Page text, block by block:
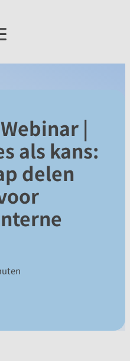
|
als kans:
delen